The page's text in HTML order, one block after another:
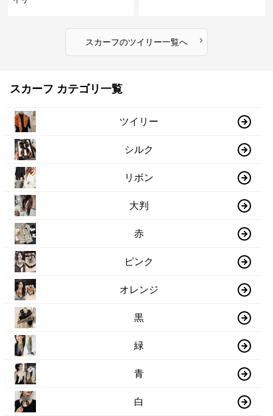
スカーフのツイリー一覧へ ›
スカーフ カテゴリ一覧
ツイリー
シルク
リボン
大判
赤
ピンク
オレンジ
黒
緑
青
白